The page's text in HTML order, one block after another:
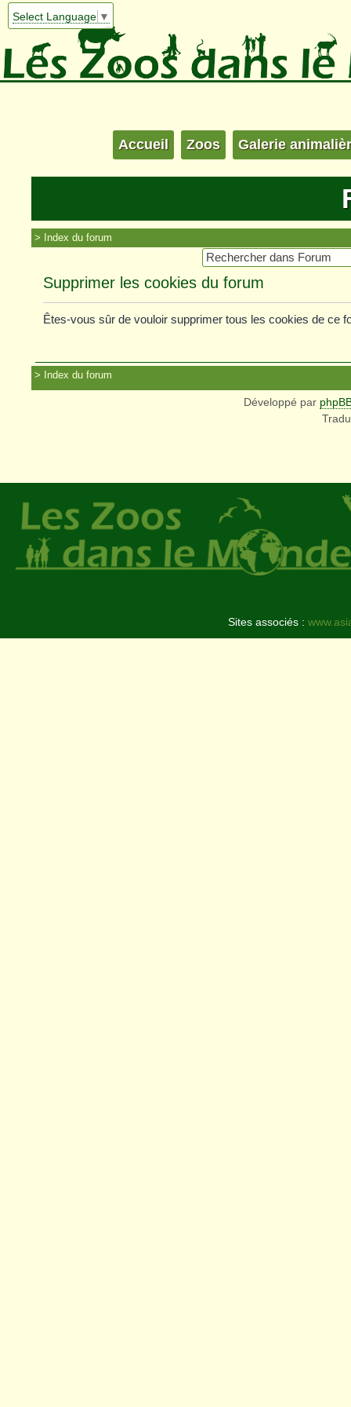
Select Language ▼
Accueil Zoos Galerie
Index du forum
Supprimer les cookies du forum
Êtes-vous sûr de vouloir supprimer tous les cookies de ce
Index du forum
Développé par
Sites associés :